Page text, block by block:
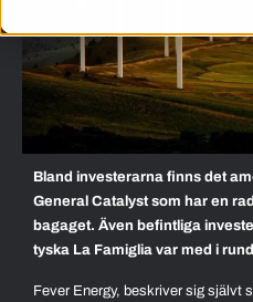
Bland investerarna finns det
General Catalyst som har en
bagaget. Även befintliga
tyska La Famiglia var med i
Fever Energy, beskriver sig självt